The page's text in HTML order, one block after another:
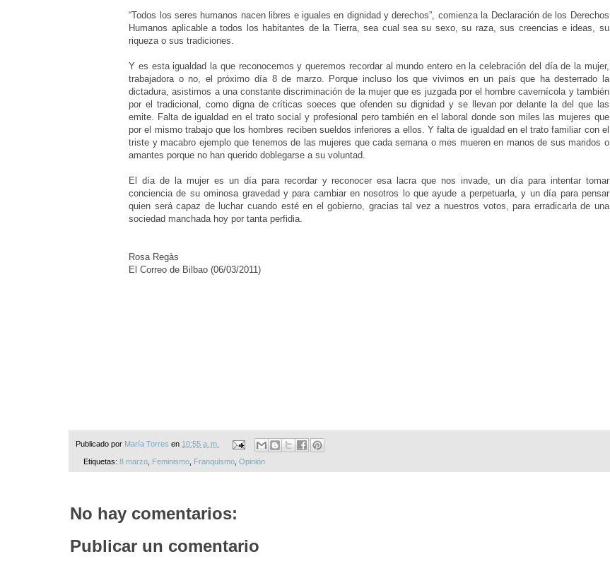
“Todos los seres humanos nacen libres e iguales en dignidad y derechos”, comienza la Declaración de los Derechos
Humanos aplicable a todos los habitantes de la Tierra, sea cual sea su sexo, su raza, sus creencias e ideas, su
riqueza o sus tradiciones.
Y es esta igualdad la que reconocemos y queremos recordar al mundo entero en la celebración del día de la mujer,
trabajadora o no, el próximo día 8 de marzo. Porque incluso los que vivimos en un país que ha desterrado la
dictadura, asistimos a una constante discriminación de la mujer que es juzgada por el hombre cavernícola y también
por el tradicional, como digna de críticas soeces que ofenden su dignidad y se llevan por delante la del que las
emite. Falta de igualdad en el trato social y profesional pero también en el laboral donde son miles las mujeres que
por el mismo trabajo que los hombres reciben sueldos inferiores a ellos. Y falta de igualdad en el trato familiar con el
triste y macabro ejemplo que tenemos de las mujeres que cada semana o mes mueren en manos de sus maridos o
amantes porque no han querido doblegarse a su voluntad.
El día de la mujer es un día para recordar y reconocer esa lacra que nos invade, un día para intentar tomar
conciencia de su ominosa gravedad y para cambiar en nosotros lo que ayude a perpetuarla, y un día para pensar
quien será capaz de luchar cuando esté en el gobierno, gracias tal vez a nuestros votos, para erradicarla de una
sociedad manchada hoy por tanta perfidia.
Rosa Regàs
El Correo de Bilbao (06/03/2011)
Publicado por María Torres en 10:55 a. m.
Etiquetas: 8 marzo, Feminismo, Franquismo, Opinión
No hay comentarios:
Publicar un comentario